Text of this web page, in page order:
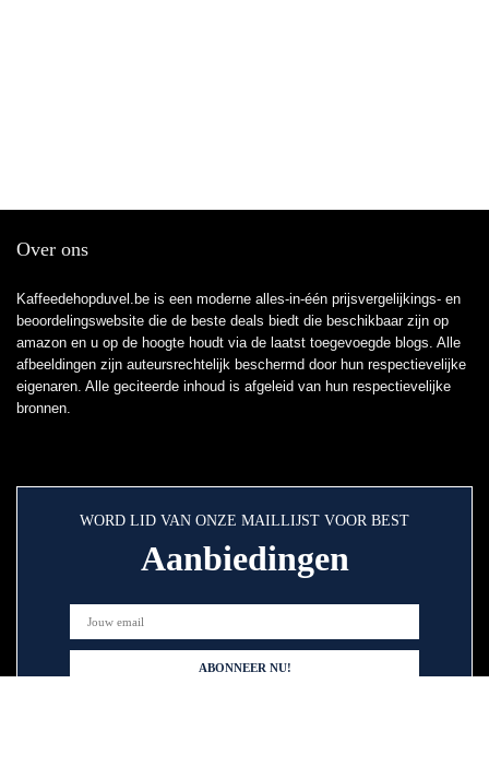
Over ons
Kaffeedehopduvel.be is een moderne alles-in-één prijsvergelijkings- en
beoordelingswebsite die de beste deals biedt die beschikbaar zijn op
amazon en u op de hoogte houdt via de laatst toegevoegde blogs. Alle
afbeeldingen zijn auteursrechtelijk beschermd door hun respectievelijke
eigenaren. Alle geciteerde inhoud is afgeleid van hun respectievelijke
bronnen.
WORD LID VAN ONZE MAILLIJST VOOR BEST
Aanbiedingen